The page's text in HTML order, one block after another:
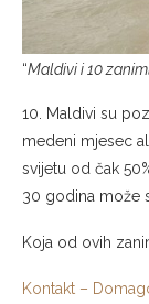
“Maldivi i 10
10. Maldivi su
medeni mjesec
svijetu od čak
30 godina može
Koja od ovih
Kontakt –